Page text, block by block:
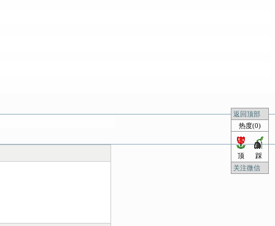
返回顶部
热度(0)
顶
踩
关注微信